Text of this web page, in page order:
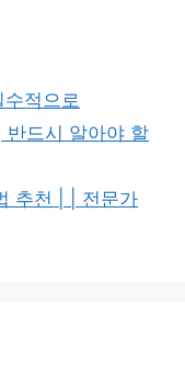
수적으로
드시 알아야 할
추천 | | 전문가